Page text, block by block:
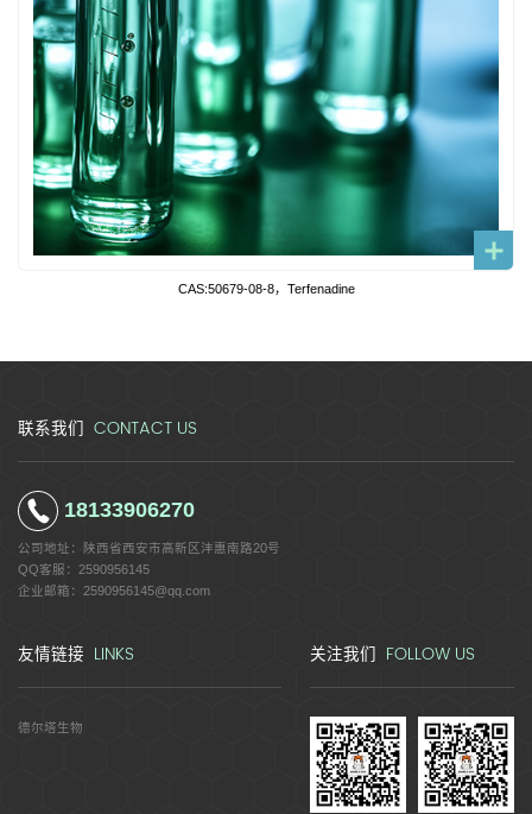
CAS:50679-08-8，Terfenadine
联系我们 CONTACT US
18133906270
公司地址：
陕西省西安市高新区沣惠南路20号
QQ客服： 2590956145
企业邮箱： 2590956145@qq.com
友情链接 LINKS
德尔塔生物
关注我们 FOLLOW US